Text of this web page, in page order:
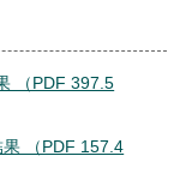
（PDF 397.5
（PDF 157.4